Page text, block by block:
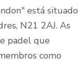
está situado
N21 2AJ. As
padel que
como